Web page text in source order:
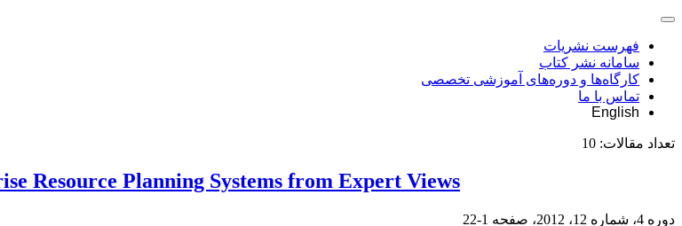
فهرست نشریات
سامانه نشر کتاب
کارگاه‌ها و دوره‌های آموزشی تخصصی
تماس با ما
English
تعداد مقالات: 10
Resource Planning Systems from Expert Views
دوره 4، شماره 12، 2012، صفحه 1-22